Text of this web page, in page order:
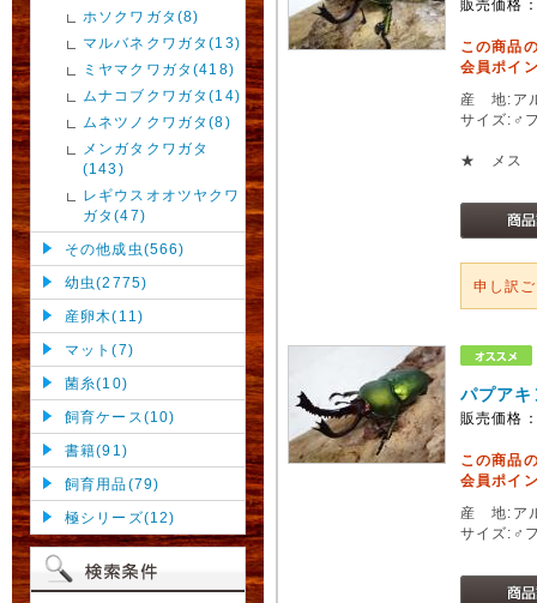
ホソクワガタ(8)
マルバネクワガタ(13)
ミヤマクワガタ(418)
ムナコブクワガタ(14)
ムネツノクワガタ(8)
メンガタクワガタ
(143)
レギウスオオツヤクワ
ガタ(47)
その他成虫(566)
幼虫(2775)
産卵木(11)
マット(7)
菌糸(10)
飼育ケース(10)
書籍(91)
飼育用品(79)
極シリーズ(12)
販売価格
この商品
会員ポイ
産 地:ア
サイズ:♂
★ メス
申し訳
パプア
販売価格
この商品
会員ポイ
産 地:ア
サイズ:♂